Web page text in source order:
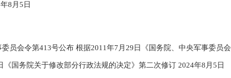
年8 月 5 日
委员会令第413号公布 根据2011年7 月 29 日《国务院、中央军事委员会
《国务院关于修改部分行政法规的决定》第二次修订 2024年8 月 5 日